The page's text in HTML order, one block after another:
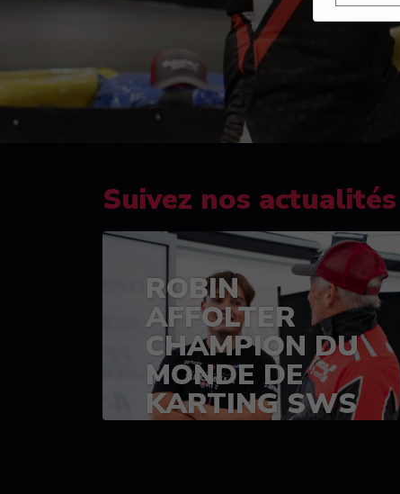
Suivez nos actualités
ROBIN
AFFOLTER
CHAMPION DU
MONDE DE
KARTING SWS
(SPRINT)